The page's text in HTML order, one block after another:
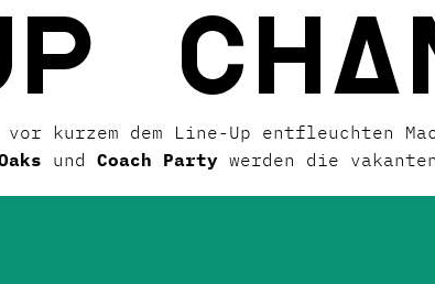
kurzem dem Line-Up entfleuchten
und Coach Party werden die